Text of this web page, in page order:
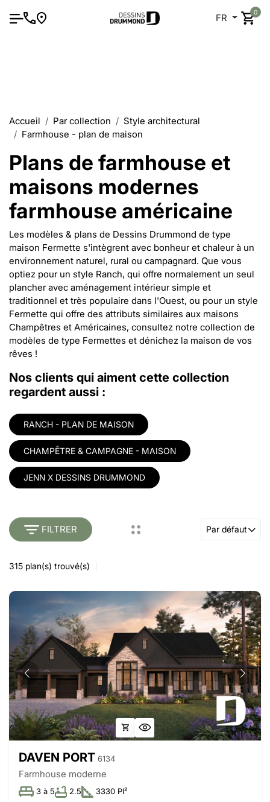
FR
0
Accueil Par collection
Style architectural
Farmhouse - plan de maison
Plans de farmhouse et
maisons modernes
farmhouse américaine
Les modèles & plans de Dessins Drummond de type
maison Fermette s'intègrent avec bonheur et chaleur à un
environnement naturel, rural ou campagnard. Que vous
optiez pour un style Ranch, qui offre normalement un seul
plancher avec aménagement intérieur simple et
traditionnel et très populaire dans l'Ouest, ou pour un style
Fermette qui offre des attributs similaires aux maisons
Champêtres et Américaines, consultez notre collection de
modèles de type Fermettes et dénichez la maison de vos
rêves !
Nos clients qui aiment cette collection
regardent aussi :
RANCH - PLAN DE MAISON
CHAMPÊTRE & CAMPAGNE - MAISON
JENN X DESSINS DRUMMOND
FILTRER Par défaut
315 plan(s) trouvé(s)
DAVEN PORT 6134
Farmhouse moderne
3 à 5 2.5 3330 PI²